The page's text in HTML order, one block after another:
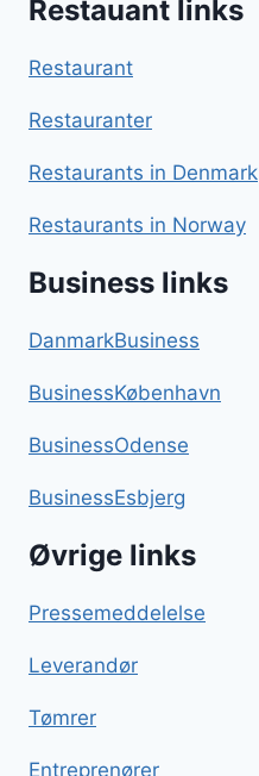
Restauant links
Restaurant
Restauranter
Restaurants in Denmark
Restaurants in Norway
Business links
DanmarkBusiness
BusinessKøbenhavn
BusinessOdense
BusinessEsbjerg
Øvrige links
Pressemeddelelse
Leverandør
Tømrer
Entreprenører